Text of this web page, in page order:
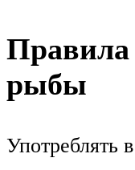
Правила
рыбы
Употреблять